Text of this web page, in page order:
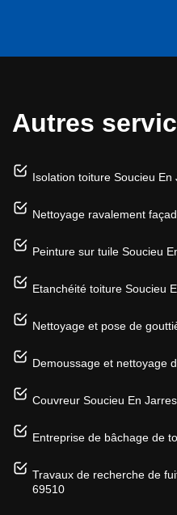
Autres
Isolation toiture Soucieu En
Nettoyage ravalement
Peinture sur tuile Soucieu
Etanchéité toiture Soucieu
Nettoyage et pose de
Demoussage et nettoyage
Couvreur Soucieu En
Entreprise de bâchage de
Travaux de recherche de
69510